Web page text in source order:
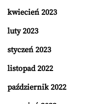
kwiecień 2023
luty 2023
styczeń 2023
listopad 2022
październik 2022